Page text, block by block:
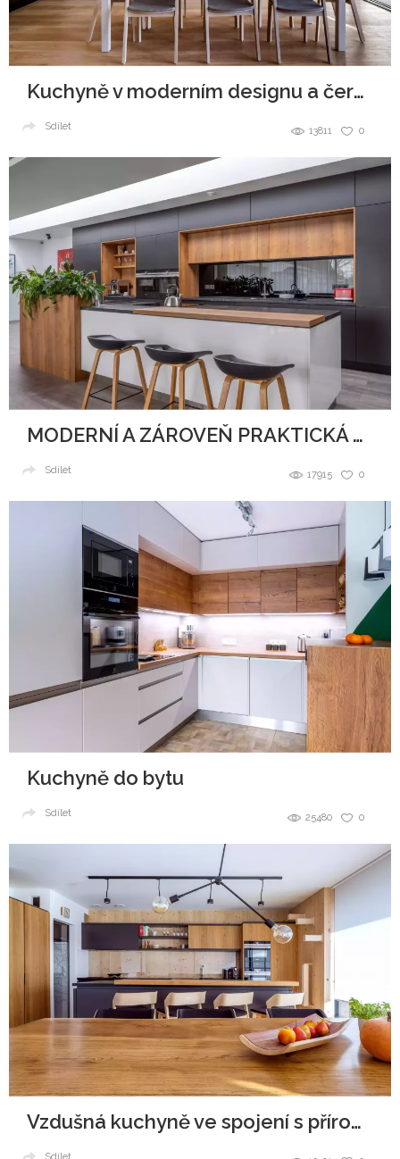
Kuchyně v moderním designu a černobílé kombinaci
0
13811
Sdílet
MODERNÍ A ZÁROVEŇ PRAKTICKÁ KUCHYNĚ
0
17915
Sdílet
Kuchyně do bytu
0
25480
Sdílet
Vzdušná kuchyně ve spojení s přírodou
Sdílet